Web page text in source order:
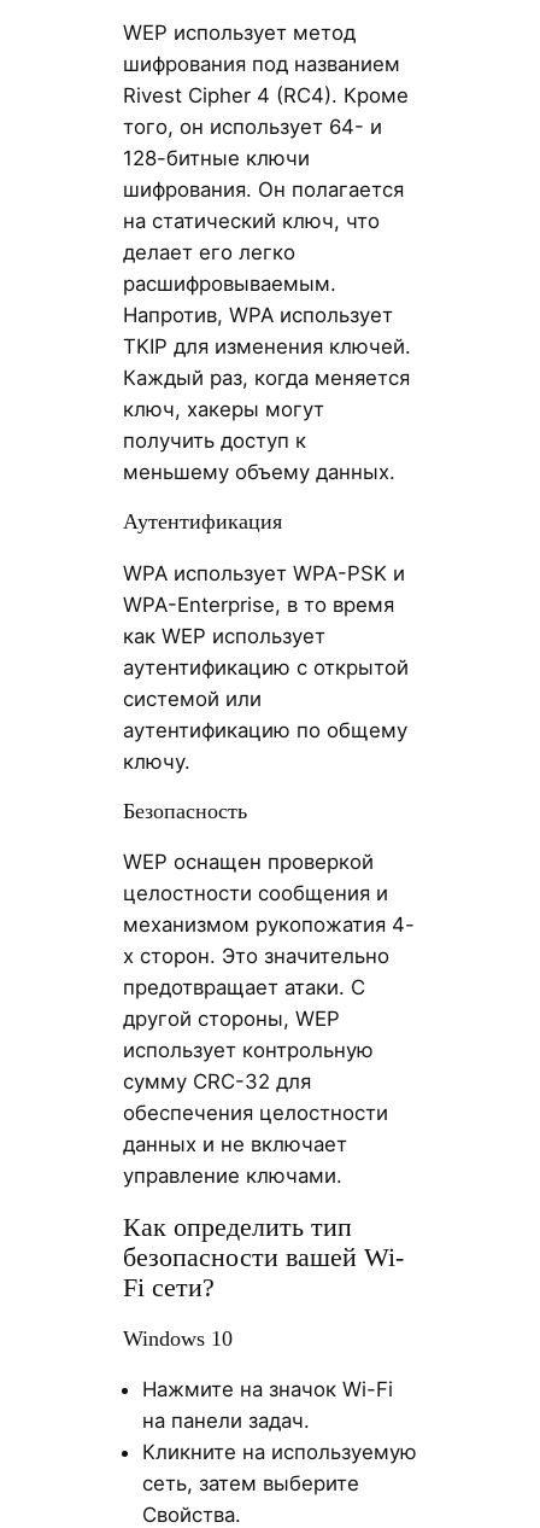
WEP использует метод
шифрования под названием
Rivest Cipher 4 (RC4). Кроме
того, он использует 64- и
128-битные ключи
шифрования. Он полагается
на статический ключ, что
делает его легко
расшифровываемым.
Напротив, WPA использует
TKIP для изменения ключей.
Каждый раз, когда меняется
ключ, хакеры могут
получить доступ к
меньшему объему данных.
Аутентификация
WPA использует WPA-PSK и
WPA-Enterprise, в то время
как WEP использует
аутентификацию с открытой
системой или
аутентификацию по общему
ключу.
Безопасность
WEP оснащен проверкой
целостности сообщения и
механизмом рукопожатия 4-
х сторон. Это значительно
предотвращает атаки. С
другой стороны, WEP
использует контрольную
сумму CRC-32 для
обеспечения целостности
данных и не включает
управление ключами.
Как определить тип
безопасности вашей Wi-
Fi сети?
Windows 10
Нажмите на значок Wi-Fi
на панели задач.
Кликните на используемую
сеть, затем выберите
Свойства.